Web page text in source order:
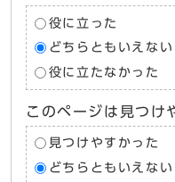
役に立った
どちらともいえない
役に立たなかった
このページは見つけ
見つけやすかった
どちらともいえない